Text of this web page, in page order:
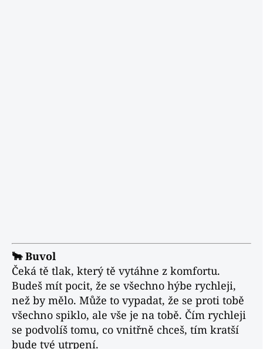
🐂 Buvol
Čeká tě tlak, který tě vytáhne z komfortu.
Budeš mít pocit, že se všechno hýbe rychleji,
než by mělo. Může to vypadat, že se proti tobě
všechno spiklo, ale vše je na tobě. Čím rychleji
se podvolíš tomu, co vnitřně chceš, tím kratší
bude tvé utrpení.